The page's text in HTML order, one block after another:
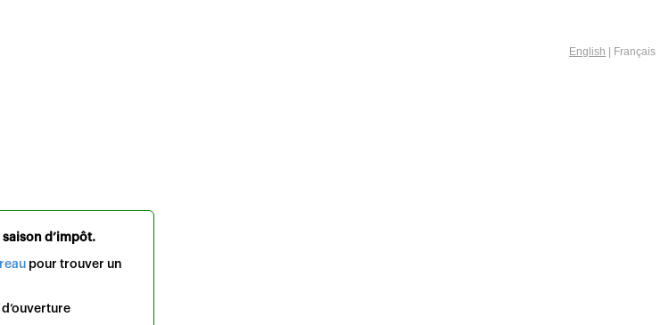
English | Français
d’impôt.
pour trouver un